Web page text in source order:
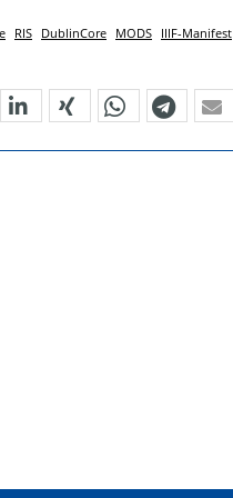
RIS DublinCore MODS IIIF-Manifest